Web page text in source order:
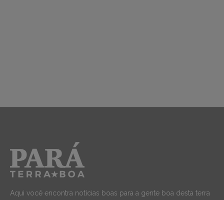
Aqui você encontra notícias boas para a gente boa desta terra